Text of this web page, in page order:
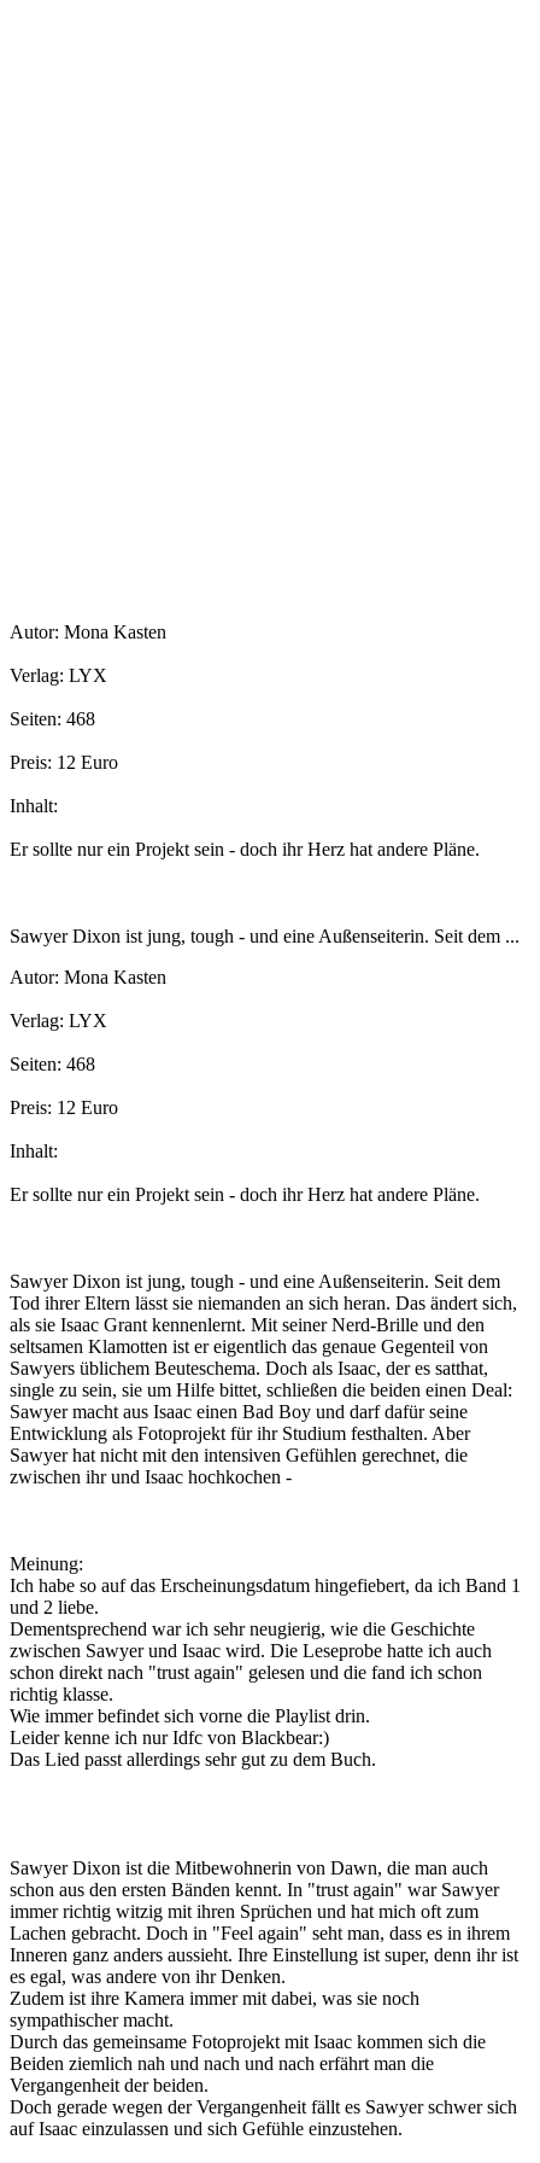
Autor: Mona Kasten
Verlag: LYX
Seiten: 468
Preis: 12 Euro
Inhalt:
Er sollte nur ein Projekt sein - doch ihr Herz hat andere Pläne.
Sawyer Dixon ist jung, tough - und eine Außenseiterin. Seit dem ...
Autor: Mona Kasten
Verlag: LYX
Seiten: 468
Preis: 12 Euro
Inhalt:
Er sollte nur ein Projekt sein - doch ihr Herz hat andere Pläne.
Sawyer Dixon ist jung, tough - und eine Außenseiterin. Seit dem
Tod ihrer Eltern lässt sie niemanden an sich heran. Das ändert sich,
als sie Isaac Grant kennenlernt. Mit seiner Nerd-Brille und den
seltsamen Klamotten ist er eigentlich das genaue Gegenteil von
Sawyers üblichem Beuteschema. Doch als Isaac, der es satthat,
single zu sein, sie um Hilfe bittet, schließen die beiden einen Deal:
Sawyer macht aus Isaac einen Bad Boy und darf dafür seine
Entwicklung als Fotoprojekt für ihr Studium festhalten. Aber
Sawyer hat nicht mit den intensiven Gefühlen gerechnet, die
zwischen ihr und Isaac hochkochen -
Meinung:
Ich habe so auf das Erscheinungsdatum hingefiebert, da ich Band 1
und 2 liebe.
Dementsprechend war ich sehr neugierig, wie die Geschichte
zwischen Sawyer und Isaac wird. Die Leseprobe hatte ich auch
schon direkt nach "trust again" gelesen und die fand ich schon
richtig klasse.
Wie immer befindet sich vorne die Playlist drin.
Leider kenne ich nur Idfc von Blackbear:)
Das Lied passt allerdings sehr gut zu dem Buch.
Sawyer Dixon ist die Mitbewohnerin von Dawn, die man auch
schon aus den ersten Bänden kennt. In "trust again" war Sawyer
immer richtig witzig mit ihren Sprüchen und hat mich oft zum
Lachen gebracht. Doch in "Feel again" seht man, dass es in ihrem
Inneren ganz anders aussieht. Ihre Einstellung ist super, denn ihr ist
es egal, was andere von ihr Denken.
Zudem ist ihre Kamera immer mit dabei, was sie noch
sympathischer macht.
Durch das gemeinsame Fotoprojekt mit Isaac kommen sich die
Beiden ziemlich nah und nach und nach erfährt man die
Vergangenheit der beiden.
Doch gerade wegen der Vergangenheit fällt es Sawyer schwer sich
auf Isaac einzulassen und sich Gefühle einzustehen.